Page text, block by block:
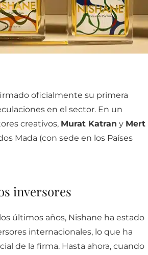
oficialmente su primera
en el sector. En un
creativos, Murat Katran y Mert
Mada (con sede en los Países
inversores
últimos años, Nishane ha estado
internacionales, lo que ha
de la firma. Hasta ahora, cuando